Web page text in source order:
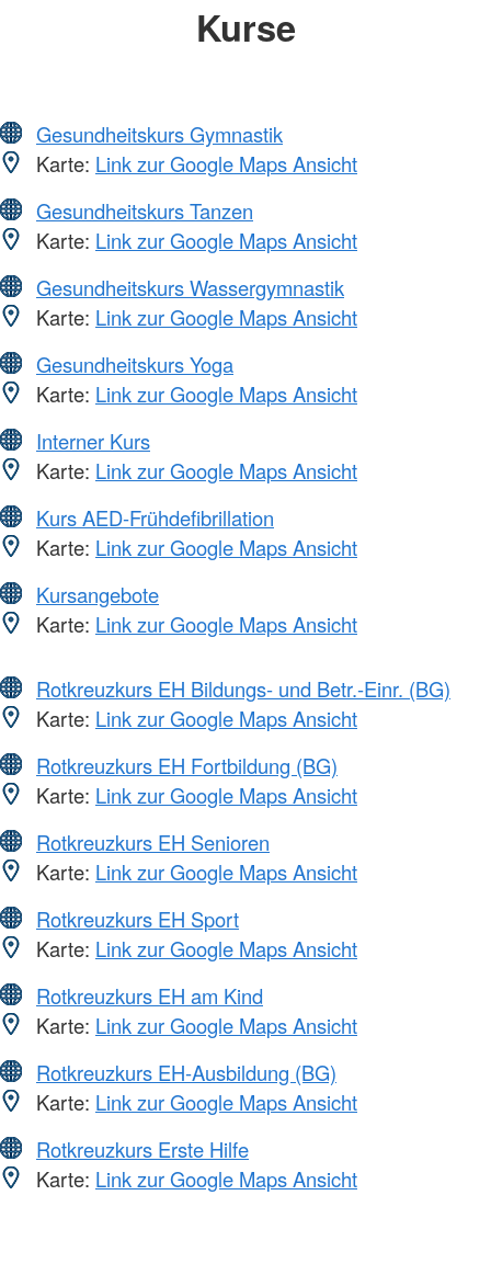
Kurse
Gesundheitskurs Gymnastik
Karte: Link zur Google Maps Ansicht
Gesundheitskurs Tanzen
Karte: Link zur Google Maps Ansicht
Gesundheitskurs Wassergymnastik
Karte: Link zur Google Maps Ansicht
Gesundheitskurs Yoga
Karte: Link zur Google Maps Ansicht
Interner Kurs
Karte: Link zur Google Maps Ansicht
Kurs AED-Frühdefibrillation
Karte: Link zur Google Maps Ansicht
Kursangebote
Karte: Link zur Google Maps Ansicht
Rotkreuzkurs EH Bildungs- und Betr.-Einr. (BG)
Karte: Link zur Google Maps Ansicht
Rotkreuzkurs EH Fortbildung (BG)
Karte: Link zur Google Maps Ansicht
Rotkreuzkurs EH Senioren
Karte: Link zur Google Maps Ansicht
Rotkreuzkurs EH Sport
Karte: Link zur Google Maps Ansicht
Rotkreuzkurs EH am Kind
Karte: Link zur Google Maps Ansicht
Rotkreuzkurs EH-Ausbildung (BG)
Karte: Link zur Google Maps Ansicht
Rotkreuzkurs Erste Hilfe
Karte: Link zur Google Maps Ansicht